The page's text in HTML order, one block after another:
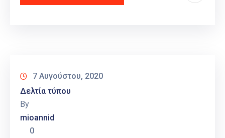
7 Αυγούστου, 2020
Δελτία τύπου
By
mioannid
0